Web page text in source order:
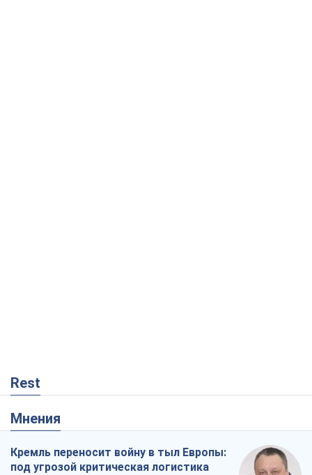
Rest
Мнения
Кремль переносит войну в тыл Европы:
под угрозой критическая логистика